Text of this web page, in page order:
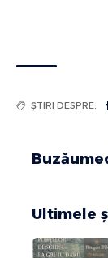
ȘTIRI DESPRE:
Ultimele